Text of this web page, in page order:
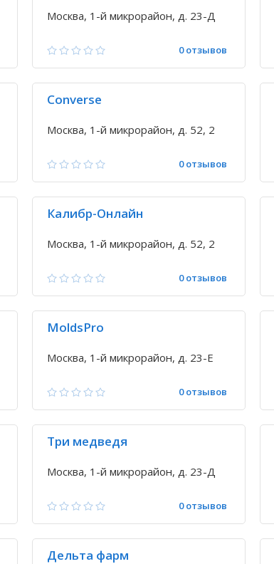
Москва, 1-й микрорайон, д. 23-Д
0 отзывов
Converse
Москва, 1-й микрорайон, д. 52, 2
0 отзывов
Калибр-Онлайн
Москва, 1-й микрорайон, д. 52, 2
0 отзывов
MoldsPro
Москва, 1-й микрорайон, д. 23-Е
0 отзывов
Три медведя
Москва, 1-й микрорайон, д. 23-Д
0 отзывов
Дельта фарм